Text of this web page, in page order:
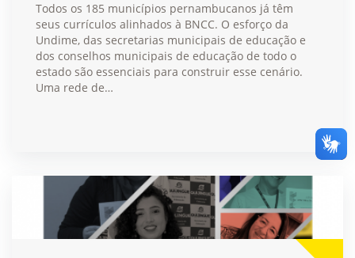
Todos os 185 municípios pernambucanos já têm
seus currículos alinhados à BNCC. O esforço da
Undime, das secretarias municipais de educação e
dos conselhos municipais de educação de todo o
estado são essenciais para construir esse cenário.
Uma rede de…